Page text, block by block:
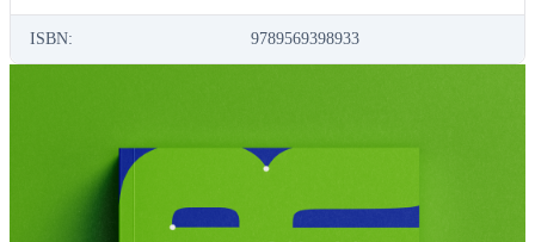
ISBN: 9789569398933